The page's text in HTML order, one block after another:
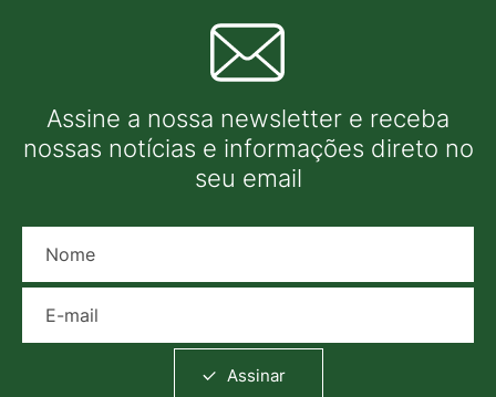
Assine a nossa newsletter e receba
nossas notícias e informações direto no
seu email
Assinar